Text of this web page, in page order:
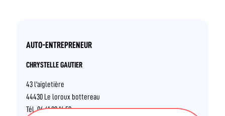
AUTO-ENTREPRENEUR
CHRYSTELLE GAUTIER
43 l'aigletière
44430 Le loroux bottereau
Tél. 06 61 09 16 59